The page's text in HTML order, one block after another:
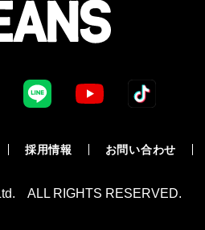
採用情報 お問い合わせ
ALL RIGHTS RESERVED.